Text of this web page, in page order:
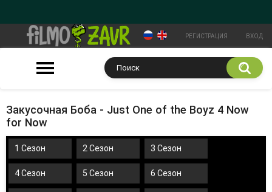
РЕГИСТРАЦИЯ ВХОД
Закусочная Боба - Just One of the Boyz 4 Now
for Now
1 Сезон 2 Сезон 3 Сезон
4 Сезон 5 Сезон 6 Сезон